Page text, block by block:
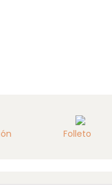
Folleto